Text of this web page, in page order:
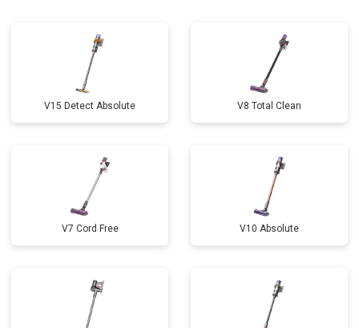
V15 Detect Absolute V8 Total Clean
V7 Cord Free V10 Absolute